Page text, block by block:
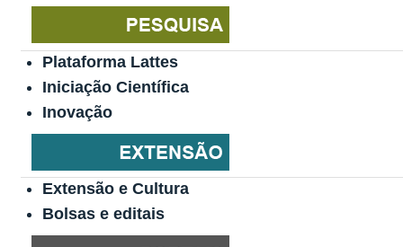
Plataforma Lattes
Iniciação Científica
Inovação
Extensão e Cultura
Bolsas e editais